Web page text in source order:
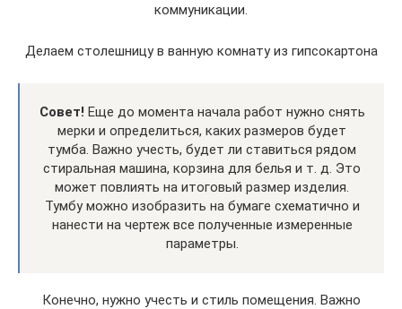
коммуникации.
Делаем столешницу в ванную комнату из гипсокартона
Совет! Еще до момента начала работ нужно снять
мерки и определиться, каких размеров будет
тумба. Важно учесть, будет ли ставиться рядом
стиральная машина, корзина для белья и т. д. Это
может повлиять на итоговый размер изделия.
Тумбу можно изобразить на бумаге схематично и
нанести на чертеж все полученные измеренные
параметры.
Конечно, нужно учесть и стиль помещения. Важно